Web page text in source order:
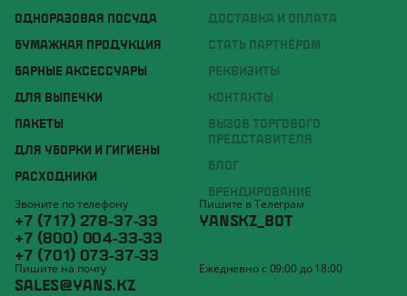
ОДНОРАЗОВАЯ ПОСУДА
БУМАЖНАЯ ПРОДУКЦИЯ
БАРНЫЕ АКСЕССУАРЫ
ДЛЯ ВЫПЕЧКИ
ПАКЕТЫ
ДЛЯ УБОРКИ И ГИГИЕНЫ
РАСХОДНИКИ
ДОСТАВКА И ОПЛАТА
СТАТЬ ПАРТНЁРОМ
РЕКВИЗИТЫ
КОНТАКТЫ
ВЫЗОВ ТОРГОВОГО
ПРЕДСТАВИТЕЛЯ
БЛОГ
БРЕНДИРОВАНИЕ
Звоните по телефону
+7 (717) 278-37-33
+7 (800) 004-33-33
+7 (701) 073-37-33
Пишите в Телеграм
YANSKZ_BOT
Пишите на почту
SALES@YANS.KZ
Ежедневно с 09:00 до 18:00